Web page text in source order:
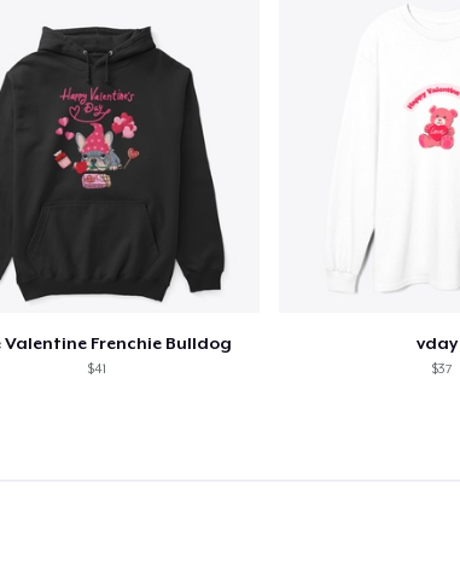
Valentine Frenchie Bulldog
$41
vday
$37